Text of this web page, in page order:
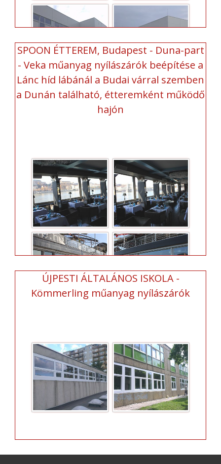
SPOON ÉTTEREM, Budapest - Duna-part
- Veka műanyag nyílászárók beépítése a
Lánc híd lábánál a Budai várral szemben
a Dunán található, étteremként működő
hajón
ÚJPESTI ÁLTALÁNOS ISKOLA -
Kömmerling műanyag nyílászárók